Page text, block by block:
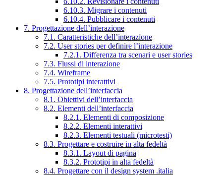
6.10.3. Migrare i contenuti
6.10.4. Pubblicare i contenuti
7. Progettazione dell’interazione
7.1. Caratteristiche dell’interazione
7.2. User stories per definire l’interazione
7.2.1. Differenza tra scenari e user stories
7.3. Flussi di interazione
7.4. Wireframe
7.5. Prototipi interattivi
8. Progettazione dell’interfaccia
8.1. Obiettivi dell’interfaccia
8.2. Elementi dell’interfaccia
8.2.1. Elementi di composizione
8.2.2. Elementi interattivi
8.2.3. Elementi testuali (microtesti)
8.3. Progettare e costruire in alta fedeltà
8.3.1. Layout di pagina
8.3.2. Prototipi in alta fedeltà
8.4. Progettare con il design system .italia